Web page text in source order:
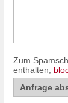
Zum
enthalten,